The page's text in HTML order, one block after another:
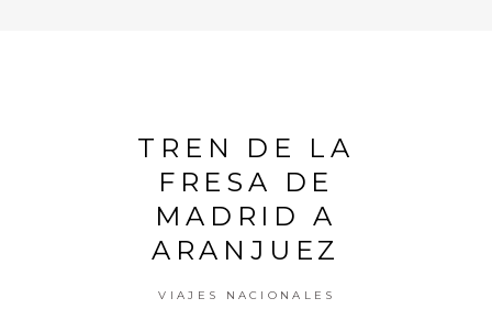
TREN DE LA
FRESA DE
MADRID A
ARANJUEZ
VIAJES NACIONALES